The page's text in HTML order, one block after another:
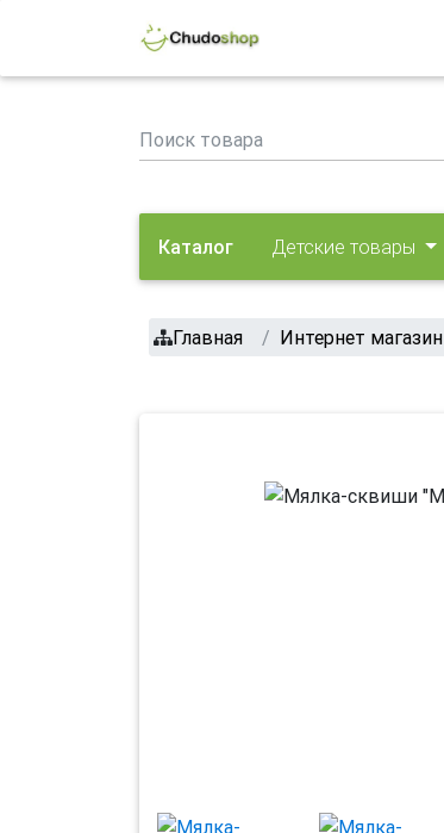
Каталог Детские товары
Главная Интернет магазин